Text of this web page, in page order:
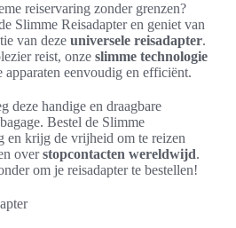
reiservaring zonder grenzen?
Slimme Reisadapter en geniet van
van deze universele reisadapter.
reist, onze slimme technologie
apparaten eenvoudig en efficiënt.
deze handige en draagbare
Bestel de Slimme
en krijg de vrijheid om te reizen
overstopcontacten wereldwijd.
om je reisadapter te bestellen!